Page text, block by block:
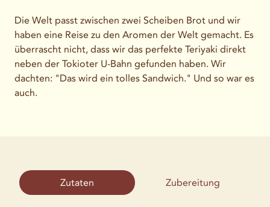
Die Welt passt zwischen zwei Scheiben Brot und wir
haben eine Reise zu den Aromen der Welt gemacht. Es
überrascht nicht, dass wir das perfekte Teriyaki direkt
neben der Tokioter U-Bahn gefunden haben. Wir
dachten: "Das wird ein tolles Sandwich." Und so war es
auch.
Zutaten Zubereitung